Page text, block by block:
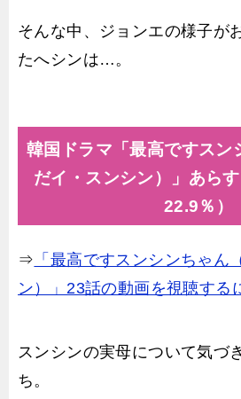
そんな中、ジョンエの様子が
たへシンは…。
韓国ドラマ「最高ですスン
だイ・スンシン）」あら
22.9％）
⇒ 「最高ですスンシンちゃん
ン）」23話の動画を視聴する
スンシンの実母について気づ
ち。